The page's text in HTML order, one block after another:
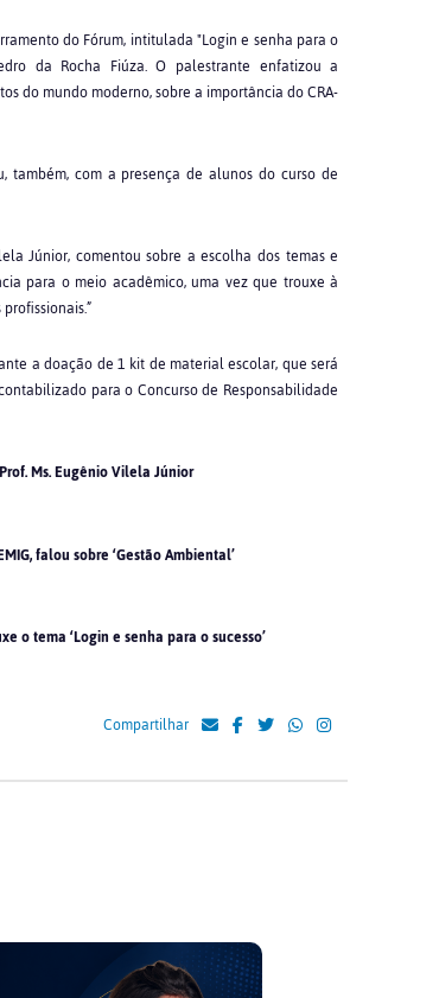
do Fórum, intitulada "Login e senha para o
da Rocha Fiúza. O palestrante enfatizou a
do mundo moderno, sobre a importância do CRA-
também, com a presença de alunos do curso de
Júnior, comentou sobre a escolha dos temas e
para o meio acadêmico, uma vez que trouxe à
a doação de 1 kit de material escolar, que será
para o Concurso de Responsabilidade
Ms. Eugênio Vilela Júnior
falou sobre ‘Gestão Ambiental’
o tema ‘Login e senha para o sucesso’
Compartilhar